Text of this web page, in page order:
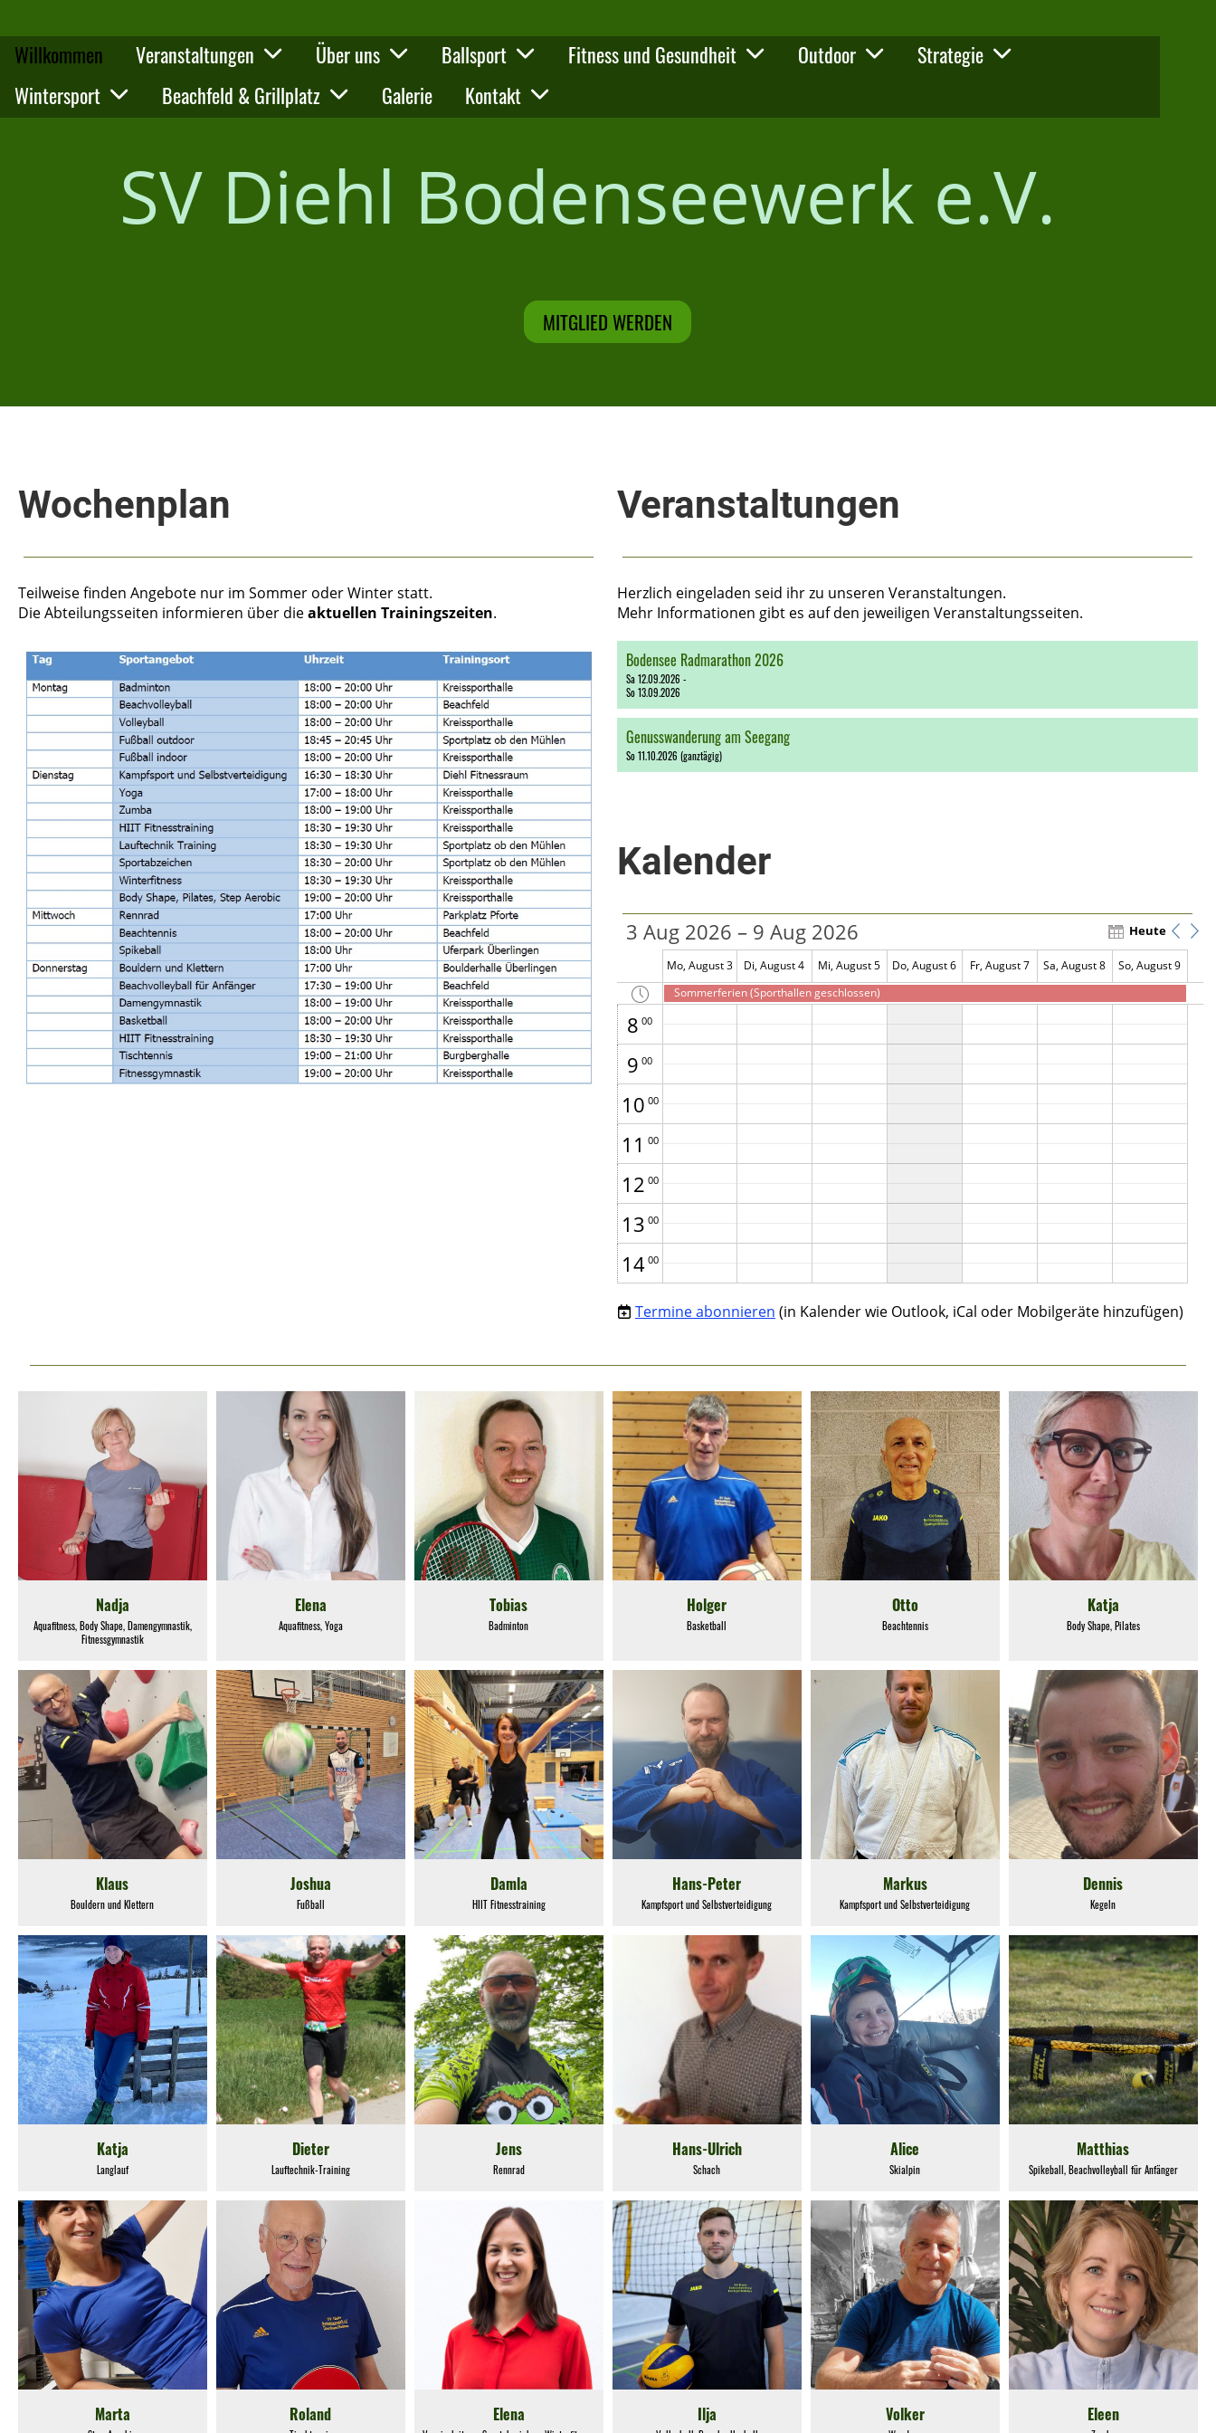
Willkommen Veranstaltungen Über uns Ballsport Fitness und Gesundheit Outdoor
Strategie
Wintersport
Beachfeld & Grillplatz Galerie Kontakt
SV Diehl Bodenseewerk e.V.
MITGLIED WERDEN
Wochenplan
Teilweise finden Angebote nur im Sommer oder Winter statt.
Die Abteilungsseiten informieren über dieaktuellen Trainingszeiten.
Veranstaltungen
Herzlich eingeladen seid ihr zu unseren Veranstaltungen.
Mehr Informationen gibt es auf den jeweiligen Veranstaltungsseiten.
Bodensee Radmarathon 2026
Sa 12.09.2026 -
So 13.09.2026
Genusswanderung am Seegang
So 11.10.2026 (ganztägig)
Kalender
Heute
3 Aug 2026 – 9 Aug 2026
Mo, August 3 Di, August 4 Mi, August 5 Do, August 6 Fr, August 7 Sa, August 8
So, August 9
Sommerferien (Sporthallen geschlossen)
0
100
4 00
6 00
700
8 00
9 00
10 00
11 00
12 00
13 00
14 00
15
1800
1900
2000
2100
2200
Termine abonnieren (in Kalender wie Outlook, iCal oder Mobilgeräte hinzufügen)
Nadja
Aquafitness, Body Shape, Damengymnastik,
Fitnessgymnastik
Elena
Aquafitness, Yoga
Tobias
Badminton
Holger
Basketball
Otto
Beachtennis
Katja
Body Shape, Pilates
Klaus
Bouldern und Klettern
Joshua
Fußball
Damla
HIIT Fitnesstraining
Hans-Peter
Kampfsport und Selbstverteidigung
Markus
Kampfsport und Selbstverteidigung
Dennis
Kegeln
Katja
Langlauf
Dieter
Lauftechnik-Training
Jens
Rennrad
Hans-Ulrich
Schach
Alice
Skialpin
Matthias
Spikeball, Beachvolleyball für Anfänger
Marta Roland Elena Ilja Volker Eleen